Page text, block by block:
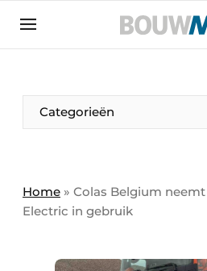
Aanmelden
Bedrijven
Bedrijven
Contact
Evenement aanmelden
Categorieën
Home » Colas Belgium
Electric in gebruik